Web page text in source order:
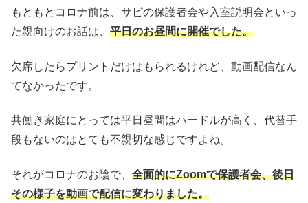
もともとコロナ前は、サピの保護者会や入室説明会といっ
た親向けのお話は、 平日のお昼間に開催でした。
欠席したらプリントだけはもられるけれど、動画配信なん
てなかったです。
共働き家庭にとっては平日昼間はハードルが高く、代替手
段もないのはとても不親切な感じですよね。
それがコロナのお陰で、 全面的にZoomで保護者会、後日
その様子を動画で配信に変わりました。